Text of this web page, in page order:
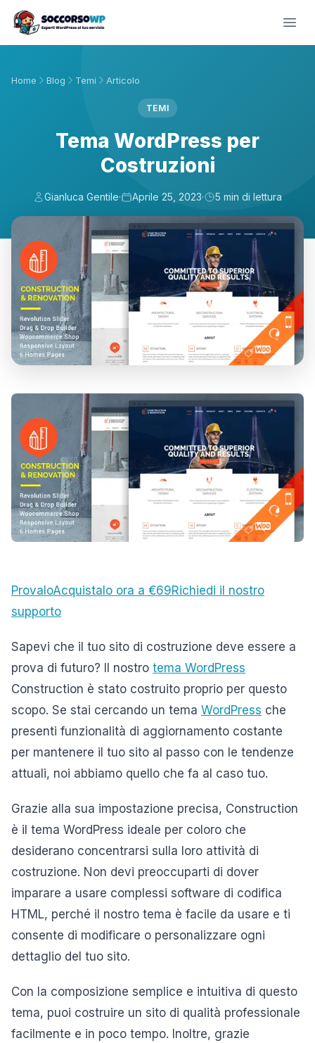
Home Blog Temi Articolo
TEMI
Tema WordPress per
Costruzioni
Gianluca Gentile· Aprile 25, 2023· 5 min di lettura
ProvaloAcquistalo ora a €69Richiedi il nostro
supporto
Sapevi che il tuo sito di costruzione deve essere a
prova di futuro? Il nostro tema WordPress
Construction è stato costruito proprio per questo
scopo. Se stai cercando un tema WordPress che
presenti funzionalità di aggiornamento costante
per mantenere il tuo sito al passo con le tendenze
attuali, noi abbiamo quello che fa al caso tuo.
Grazie alla sua impostazione precisa, Construction
è il tema WordPress ideale per coloro che
desiderano concentrarsi sulla loro attività di
costruzione. Non devi preoccuparti di dover
imparare a usare complessi software di codifica
HTML, perché il nostro tema è facile da usare e ti
consente di modificare o personalizzare ogni
dettaglio del tuo sito.
Con la composizione semplice e intuitiva di questo
tema, puoi costruire un sito di qualità professionale
facilmente e in poco tempo. Inoltre, grazie